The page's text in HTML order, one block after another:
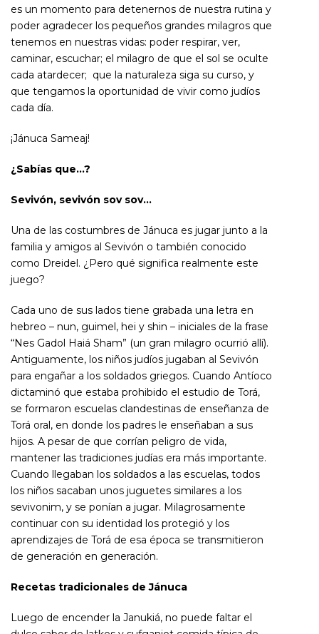
es un momento para detenernos de nuestra rutina y
poder agradecer los pequeños grandes milagros que
tenemos en nuestras vidas: poder respirar, ver,
caminar, escuchar; el milagro de que el sol se oculte
cada atardecer; que la naturaleza siga su curso, y
que tengamos la oportunidad de vivir como judíos
cada día.
¡Jánuca Sameaj!
¿Sabías que…?
Sevivón, sevivón sov sov…
Una de las costumbres de Jánuca es jugar junto a la
familia y amigos al Sevivón o también conocido
como Dreidel. ¿Pero qué significa realmente este
juego?
Cada uno de sus lados tiene grabada una letra en
hebreo – nun, guimel, hei y shin – iniciales de la frase
“Nes Gadol Haiá Sham” (un gran milagro ocurrió allí).
Antiguamente, los niños judíos jugaban al Sevivón
para engañar a los soldados griegos. Cuando Antíoco
dictaminó que estaba prohibido el estudio de Torá,
se formaron escuelas clandestinas de enseñanza de
Torá oral, en donde los padres le enseñaban a sus
hijos. A pesar de que corrían peligro de vida,
mantener las tradiciones judías era más importante.
Cuando llegaban los soldados a las escuelas, todos
los niños sacaban unos juguetes similares a los
sevivonim, y se ponían a jugar. Milagrosamente
continuar con su identidad los protegió y los
aprendizajes de Torá de esa época se transmitieron
de generación en generación.
Recetas tradicionales de Jánuca
Luego de encender la Janukiá, no puede faltar el